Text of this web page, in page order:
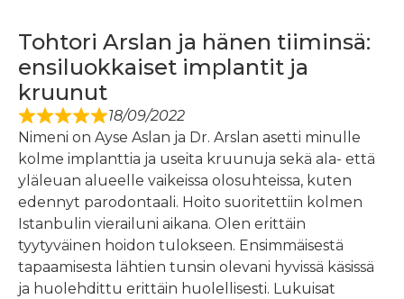
Tohtori Arslan ja hänen tiiminsä:
ensiluokkaiset implantit ja
kruunut
18/09/2022
Nimeni on Ayse Aslan ja Dr. Arslan asetti minulle
kolme implanttia ja useita kruunuja sekä ala- että
yläleuan alueelle vaikeissa olosuhteissa, kuten
edennyt parodontaali. Hoito suoritettiin kolmen
Istanbulin vierailuni aikana. Olen erittäin
tyytyväinen hoidon tulokseen. Ensimmäisestä
tapaamisesta lähtien tunsin olevani hyvissä käsissä
ja huolehdittu erittäin huolellisesti. Lukuisat